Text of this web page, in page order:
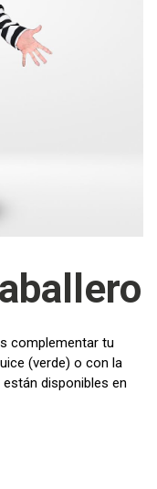
complementar tu
(verde) o con la
disponibles en